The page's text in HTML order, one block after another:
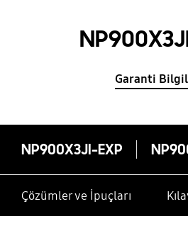
Garanti
NP900X3JI-EXP
Çözümler ve İpuçları